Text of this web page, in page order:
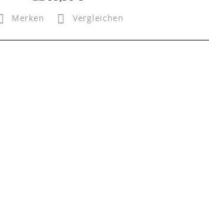
Merken Vergleichen